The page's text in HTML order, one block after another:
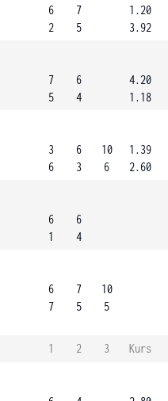
6
2
7
5
1.20
3.92
7
5
6
4
4.20
1.18
3
6
6
3
10
6
1.39
2.60
6
1
6
4
6
7
7
5
10
5
1 2 3
Kurs